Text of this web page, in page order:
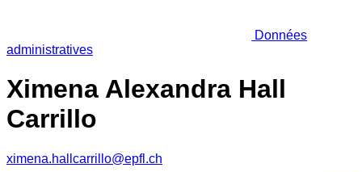
Données
administratives
Ximena Alexandra Hall
Carrillo
ximena.hallcarrillo@epfl.ch